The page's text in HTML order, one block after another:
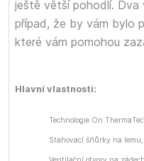
ještě větší pohodlí. Dva
případ, že by vám bylo
které vám pomohou
Hlavní vlastnosti:
Technologie On
Stahovací šňůrky na